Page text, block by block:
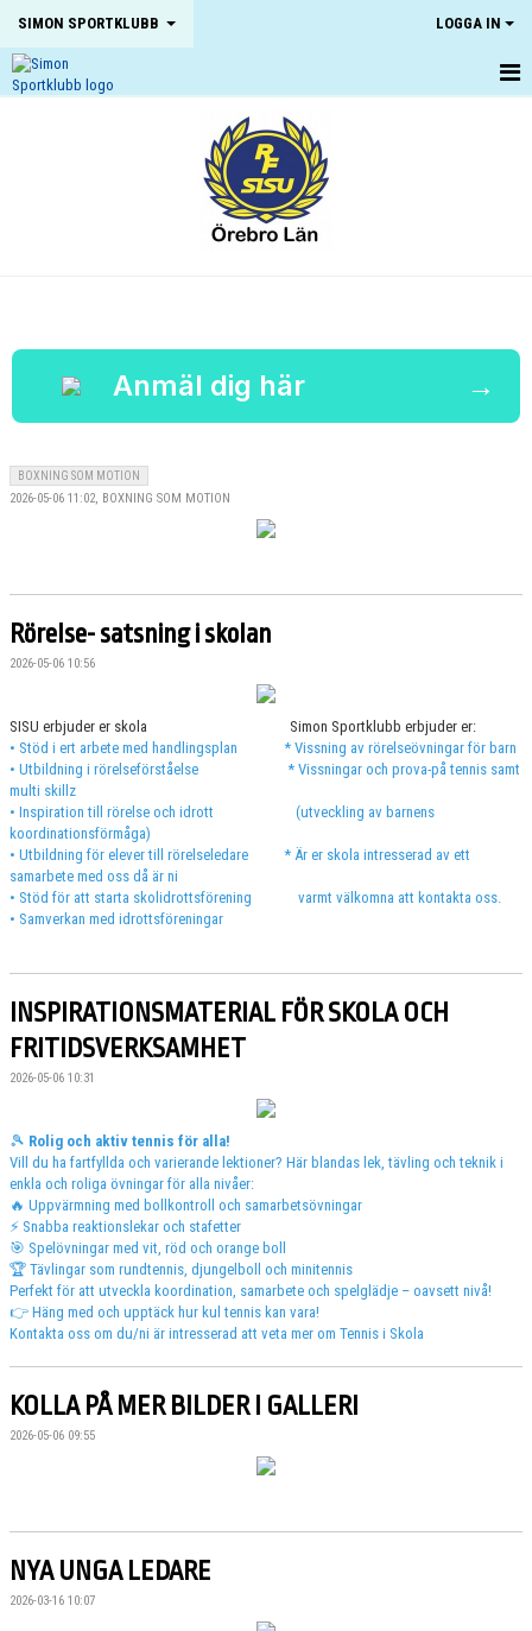
SIMON SPORTKLUBB LOGGA IN
BILDGALLERI
DOKUMENT
VÅRA LAG
Anmäl dig här →
BOXNING SOM MOTION
2026-05-06 11:02, BOXNING SOM MOTION
Rörelse- satsning i skolan
2026-05-06 10:56
SISU erbjuder er skola Simon Sportklubb erbjuder er:
• Stöd i ert arbete med handlingsplan * Vissning av rörelseövningar för barn
• Utbildning i rörelseförståelse * Vissningar och prova-på tennis samt
multi skillz
• Inspiration till rörelse och idrott (utveckling av barnens
koordinationsförmåga)
• Utbildning för elever till rörelseledare * Är er skola intresserad av ett
samarbete med oss då är ni
• Stöd för att starta skolidrottsförening varmt välkomna att kontakta oss.
• Samverkan med idrottsföreningar
INSPIRATIONSMATERIAL FÖR SKOLA OCH
FRITIDSVERKSAMHET
2026-05-06 10:31
🎾 Rolig och aktiv tennis för alla!
Vill du ha fartfyllda och varierande lektioner? Här blandas lek, tävling och teknik i
enkla och roliga övningar för alla nivåer:
🔥 Uppvärmning med bollkontroll och samarbetsövningar
⚡ Snabba reaktionslekar och stafetter
🎯 Spelövningar med vit, röd och orange boll
🏆 Tävlingar som rundtennis, djungelboll och minitennis
Perfekt för att utveckla koordination, samarbete och spelglädje – oavsett nivå!
👉 Häng med och upptäck hur kul tennis kan vara!
Kontakta oss om du/ni är intresserad att veta mer om Tennis i Skola
KOLLA PÅ MER BILDER I GALLERI
2026-05-06 09:55
NYA UNGA LEDARE
2026-03-16 10:07